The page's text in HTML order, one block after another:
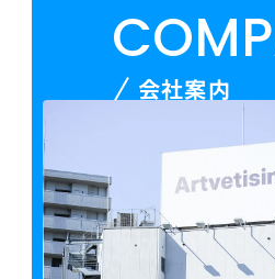
会社案内